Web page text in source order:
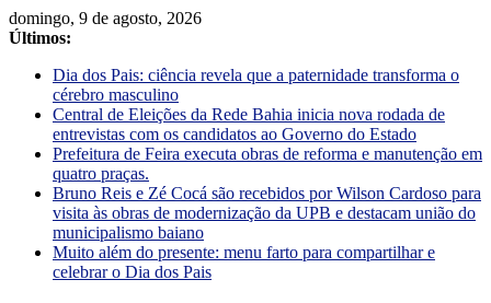
domingo, 9 de agosto, 2026
Últimos:
Dia dos Pais: ciência revela que a paternidade transforma o
cérebro masculino
Central de Eleições da Rede Bahia inicia nova rodada de
entrevistas com os candidatos ao Governo do Estado
Prefeitura de Feira executa obras de reforma e manutenção em
quatro praças.
Bruno Reis e Zé Cocá são recebidos por Wilson Cardoso para
visita às obras de modernização da UPB e destacam união do
municipalismo baiano
Muito além do presente: menu farto para compartilhar e
celebrar o Dia dos Pais